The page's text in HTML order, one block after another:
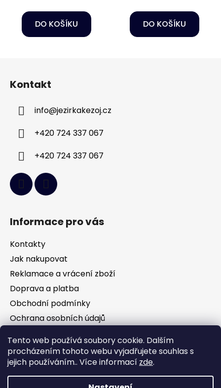
Tento web používá soubory cookie. Dalším
procházením tohoto webu vyjadřujete souhlas s
jejich používáním.. Více informací zde.
DO KOŠÍKU DO KOŠÍKU
Kontakt
info@jezirkakezoj.cz
+420 724 337 067
+420 724 337 067
Informace pro vás
Kontakty
Jak nakupovat
Reklamace a vrácení zboží
Doprava a platba
Obchodní podmínky
Ochrana osobních údajů
Facebook